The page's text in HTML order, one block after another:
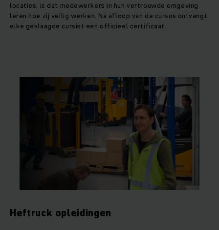
locaties, is dat medewerkers in hun vertrouwde omgeving
leren hoe zij veilig werken. Na afloop van de cursus ontvangt
elke geslaagde cursist een officieel certificaat.
Heftruck opleidingen